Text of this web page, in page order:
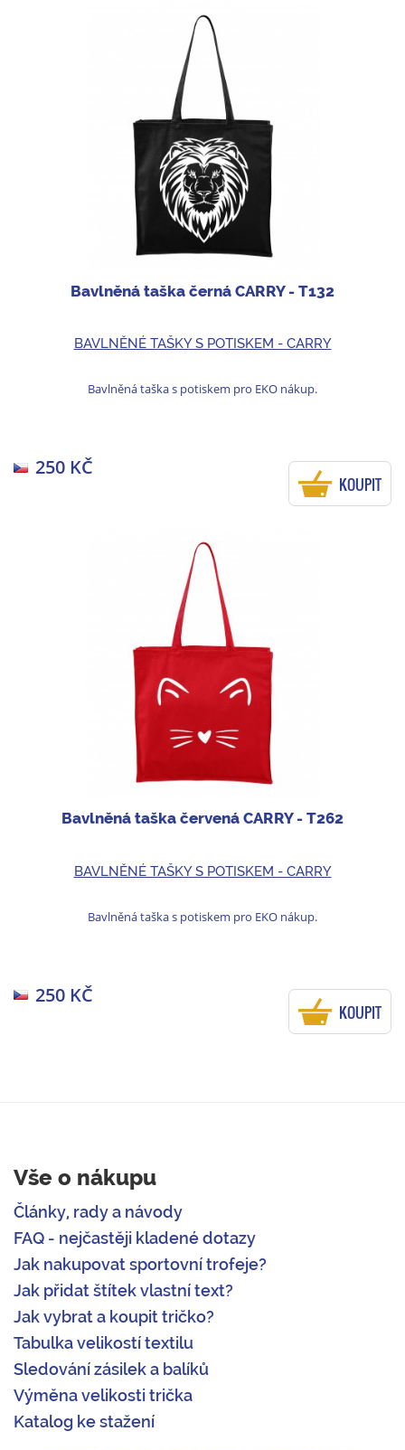
Bavlněná taška černá CARRY - T132
BAVLNĚNÉ TAŠKY S POTISKEM - CARRY
Bavlněná taška s potiskem pro EKO nákup.
250 KČ
KOUPIT
Bavlněná taška červená CARRY - T262
BAVLNĚNÉ TAŠKY S POTISKEM - CARRY
Bavlněná taška s potiskem pro EKO nákup.
250 KČ
KOUPIT
Vše o nákupu
Články, rady a návody
FAQ - nejčastěji kladené dotazy
Jak nakupovat sportovní trofeje?
Jak přidat štítek vlastní text?
Jak vybrat a koupit tričko?
Tabulka velikostí textilu
Sledování zásilek a balíků
Výměna velikosti trička
Katalog ke stažení